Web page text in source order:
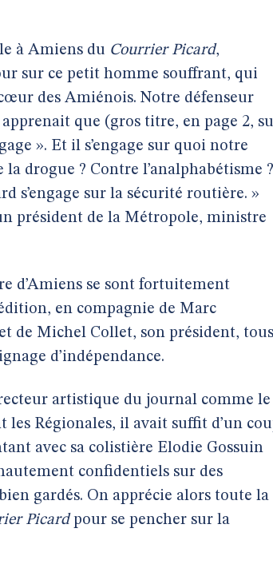
à Amiens du Courrier Picard,
sur ce petit homme souffrant, qui
des Amiénois. Notre défenseur
que (gros titre, en page 2,
». Et il s’engage sur quoi notre
drogue ? Contre l’analphabétisme ?
s’engage sur la sécurité routière. »
président de la Métropole, ministre
d’Amiens se sont fortuitement
en compagnie de Marc
de Michel Collet, son président, tous
d’indépendance.
artistique du journal comme le
les Régionales, il avait suffit d’un
avec sa colistière Elodie Gossuin
confidentiels sur des
gardés. On apprécie alors toute la
Picardpour se pencher sur la